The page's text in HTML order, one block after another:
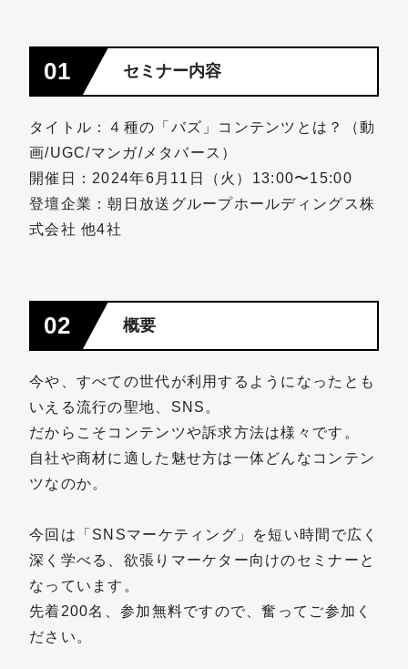
01 セミナー内容
タイトル：４種の「バズ」コンテンツとは？（動
画/UGC/マンガ/メタバース）
開催日：2024年6月11日（火）13:00〜15:00
登壇企業：朝日放送グループホールディングス株
式会社 他4社
02 概要
今や、すべての世代が利用するようになったとも
いえる流行の聖地、SNS。
だからこそコンテンツや訴求方法は様々です。
自社や商材に適した魅せ方は一体どんなコンテン
ツなのか。
今回は「SNSマーケティング」を短い時間で広く
深く学べる、欲張りマーケター向けのセミナーと
なっています。
先着200名、参加無料ですので、奮ってご参加く
ださい。